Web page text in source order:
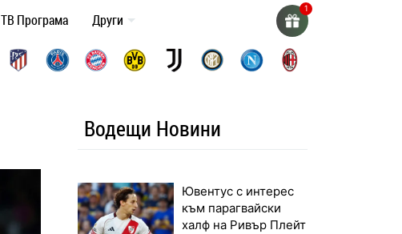
ТВ Програма Други
Водещи Новини
Ювентус с интерес
към парагвайски
халф на Ривър Плейт